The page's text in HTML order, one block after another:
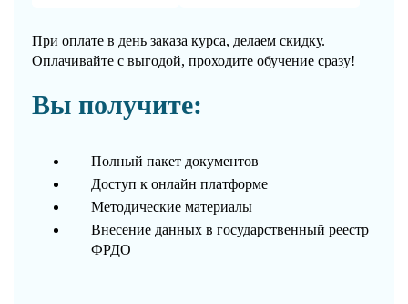
При оплате в день заказа курса, делаем скидку.
Оплачивайте с выгодой, проходите обучение сразу!
Вы получите:
Полный пакет документов
Доступ к онлайн платформе
Методические материалы
Внесение данных в государственный реестр
ФРДО